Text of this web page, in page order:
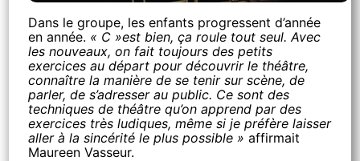
Dans le groupe, les enfants progressent d’année
en année. « C »est bien, ça roule tout seul. Avec
les nouveaux, on fait toujours des petits
exercices au départ pour découvrir le théâtre,
connaître la manière de se tenir sur scène, de
parler, de s’adresser au public. Ce sont des
techniques de théâtre qu’on apprend par des
exercices très ludiques, même si je préfère laisser
aller à la sincérité le plus possible »affirmait
Maureen Vasseur.